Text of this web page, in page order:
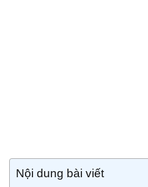
Nội dung bài viết